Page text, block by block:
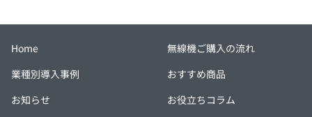
Home
無線機ご購入の流れ
業種別導入事例
おすすめ商品
お知らせ
お役立ちコラム